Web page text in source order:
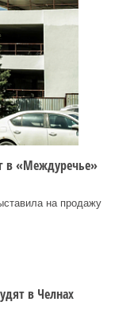
в «Междуречье»
на продажу
в Челнах